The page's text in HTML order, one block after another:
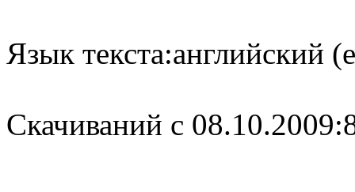
Язык текста:английский
Cкачиваний с 08.10.2009: